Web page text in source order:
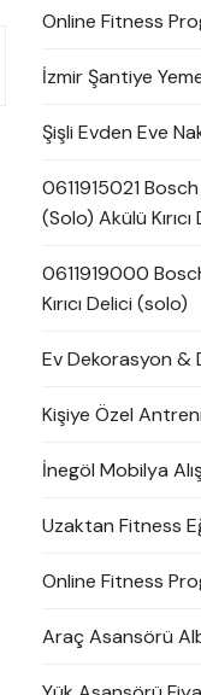
Online Fitness
İzmir Şantiye
Şişli Evden Eve
0611915021
(Solo) Akülü Kırıcı
0611919000
Kırıcı Delici (solo)
Ev Dekorasyon &
Kişiye Özel
İnegöl Mobilya
Uzaktan Fitness
Online Fitness
Araç Asansörü